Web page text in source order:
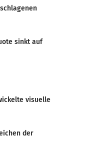
sinkt auf
visuelle
der